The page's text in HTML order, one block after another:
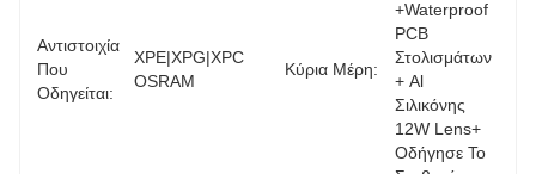
Αντιστοιχία
Που
Οδηγείται:
XPE|XPG|XPC
OSRAM
Κύρια Μέρη:
+Waterproof
PCB
Στολισμάτων
+ Al
Σιλικόνης
12W Lens+
Οδήγησε Το